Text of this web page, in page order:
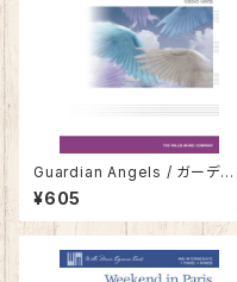
Guardian Angels / ガーディ
アン・エンジェルズ
¥605